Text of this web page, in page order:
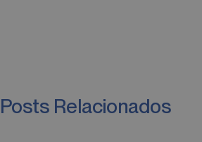
Posts Relacionados